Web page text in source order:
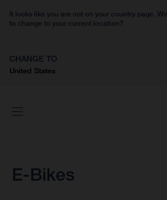
It looks like you are not on your country page.
to change to your current location?
CHANGE TO
United States
E-Bikes